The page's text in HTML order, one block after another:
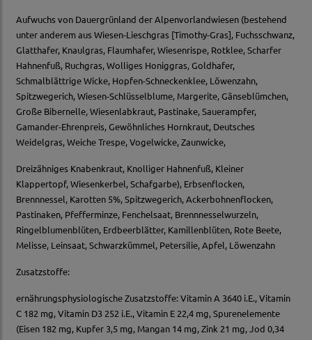
Aufwuchs von Dauergrünland der Alpenvorlandwiesen (bestehend
unter anderem aus Wiesen-Lieschgras [Timothy-Gras], Fuchsschwanz,
Glatthafer, Knaulgras, Flaumhafer, Wiesenrispe, Rotklee, Scharfer
Hahnenfuß, Ruchgras, Wolliges Honiggras, Goldhafer,
Schmalblättrige Wicke, Hopfen-Schneckenklee, Löwenzahn,
Spitzwegerich, Wiesen-Schlüsselblume, Margerite, Gänseblümchen,
Große Bibernelle, Wiesenlabkraut, Pastinake, Sauerampfer,
Gamander-Ehrenpreis, Gewöhnliches Hornkraut, Deutsches
Weidelgras, Weiche Trespe, Vogelwicke, Zaunwicke,
Dreizähniges Knabenkraut, Knolliger Hahnenfuß, Kleiner
Klappertopf, Wiesenkerbel, Schafgarbe), Erbsenflocken,
Brennnessel, Karotten 5%, Spitzwegerich, Ackerbohnenflocken,
Pastinaken, Pfefferminze, Fenchelsaat, Brennnesselwurzeln,
Ringelblumenblüten, Erdbeerblätter, Kamillenblüten, Rote Beete,
Melisse, Leinsaat, Schwarzkümmel, Petersilie, Apfel, Löwenzahn
Zusatzstoffe:
ernährungsphysiologische Zusatzstoffe: Vitamin A 3640 i.E., Vitamin
C 182 mg, Vitamin D3 252 i.E., Vitamin E 22,4 mg, Spurenelemente
(Eisen 182 mg, Kupfer 3,5 mg, Mangan 14 mg, Zink 21 mg, Jod 0,34